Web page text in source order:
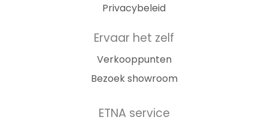
Privacybeleid
Ervaar het zelf
Verkooppunten
Bezoek showroom
ETNA service